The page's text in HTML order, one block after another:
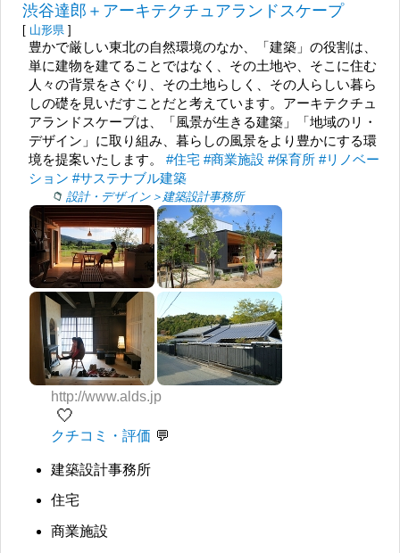
渋谷達郎＋アーキテクチュアランドスケープ
[ 山形県 ]
豊かで厳しい東北の自然環境のなか、「建築」の役割は、
単に建物を建てることではなく、その土地や、そこに住む
人々の背景をさぐり、その土地らしく、その人らしい暮ら
しの礎を見いだすことだと考えています。アーキテクチュ
アランドスケープは、「風景が生きる建築」「地域のリ・
デザイン」に取り組み、暮らしの風景をより豊かにする環
境を提案いたします。#住宅 #商業施設 #保育所 #リノベー
ション #サステナブル建築
設計・デザイン＞建築設計事務所
http://www.alds.jp
🤍
クチコミ・評価
建築設計事務所
住宅
商業施設